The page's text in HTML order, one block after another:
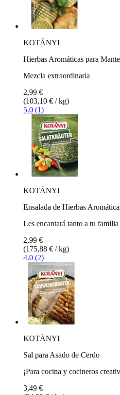
KOTÁNYI
Hierbas Aromáticas para
Mezcla extraordinaria
2,99 €
(103,10 € / kg)
5.0 (1)
KOTÁNYI
Ensalada de Hierbas
Les encantará tanto a tu
2,99 €
(175,88 € / kg)
4.0 (2)
KOTÁNYI
Sal para Asado de Cerdo
¡Para cocina y cocineros
3,49 €